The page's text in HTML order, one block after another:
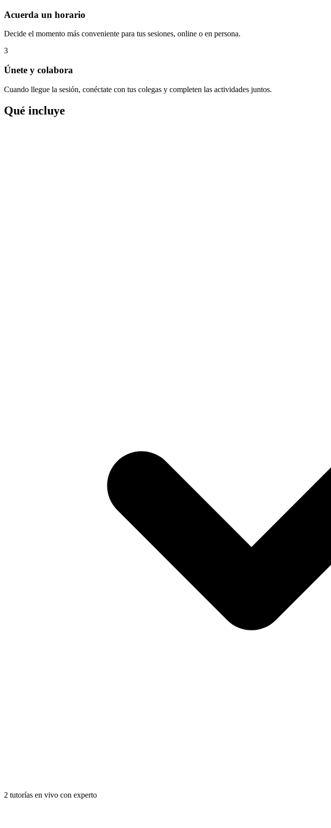
Acuerda un horario
Decide el momento más conveniente para tus sesiones, online o en persona.
3
Únete y colabora
Cuando llegue la sesión, conéctate con tus colegas y completen las actividades juntos.
Qué incluye
2 tutorías en vivo con experto